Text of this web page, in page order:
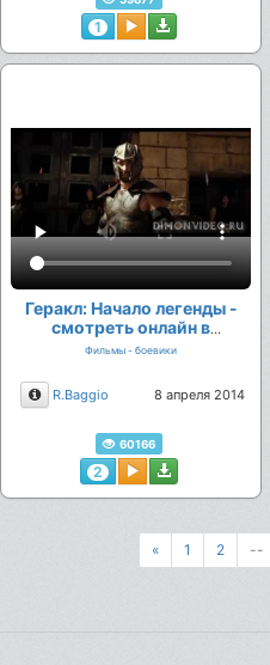
1
Геракл: Начало легенды -
смотреть онлайн в
хорошем качестве
Фильмы - боевики
Описание
R.Baggio 8 апреля 2014
60166
2
« 1 2 --